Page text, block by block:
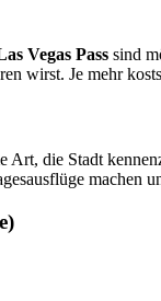
Vegas Pass sind
wirst. Je mehr
Art, die Stadt
machen